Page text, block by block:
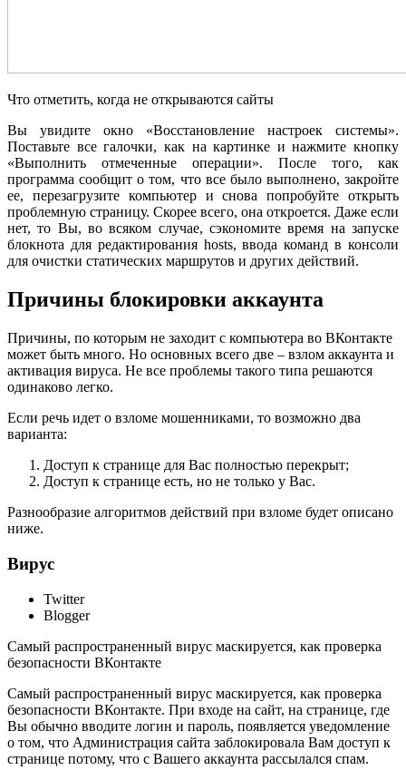
Что отметить, когда не открываются сайты
Вы увидите окно «Восстановление настроек системы».
Поставьте все галочки, как на картинке и нажмите кнопку
«Выполнить отмеченные операции». После того, как
программа сообщит о том, что все было выполнено, закройте
ее, перезагрузите компьютер и снова попробуйте открыть
проблемную страницу. Скорее всего, она откроется. Даже если
нет, то Вы, во всяком случае, сэкономите время на запуске
блокнота для редактирования hosts, ввода команд в консоли
для очистки статических маршрутов и других действий.
Причины блокировки аккаунта
Причины, по которым не заходит с компьютера во ВКонтакте
может быть много. Но основных всего две – взлом аккаунта и
активация вируса. Не все проблемы такого типа решаются
одинаково легко.
Если речь идет о взломе мошенниками, то возможно два
варианта:
Доступ к странице для Вас полностью перекрыт;
Доступ к странице есть, но не только у Вас.
Разнообразие алгоритмов действий при взломе будет описано
ниже.
Вирус
Twitter
Blogger
Самый распространенный вирус маскируется, как проверка
безопасности ВКонтакте
Самый распространенный вирус маскируется, как проверка
безопасности ВКонтакте. При входе на сайт, на странице, где
Вы обычно вводите логин и пароль, появляется уведомление
о том, что Администрация сайта заблокировала Вам доступ к
странице потому, что с Вашего аккаунта рассылался спам.